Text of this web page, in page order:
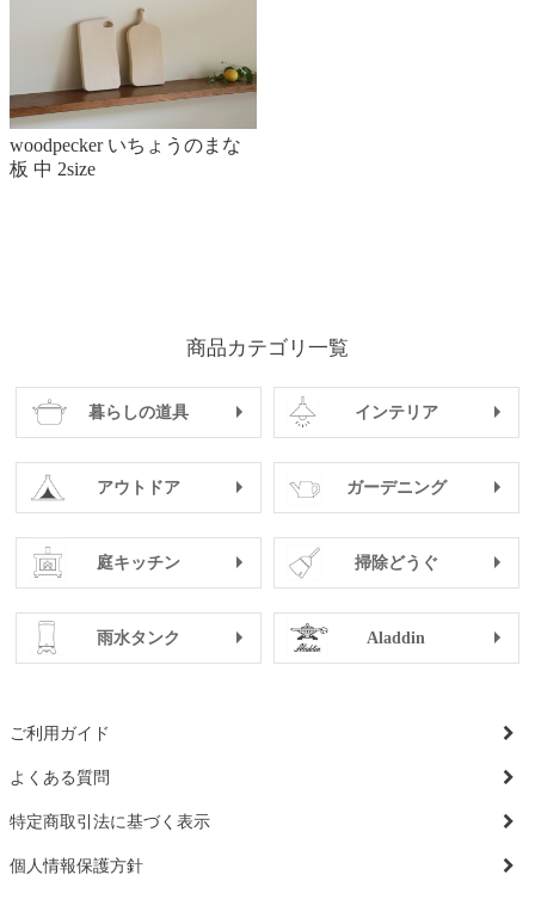
woodpecker いちょうのまな
板 中 2size
商品カテゴリ一覧
暮らしの道具 インテリア
アウトドア ガーデニング
庭キッチン 掃除どうぐ
雨水タンク Aladdin
ご利用ガイド
よくある質問
特定商取引法に基づく表示
個人情報保護方針